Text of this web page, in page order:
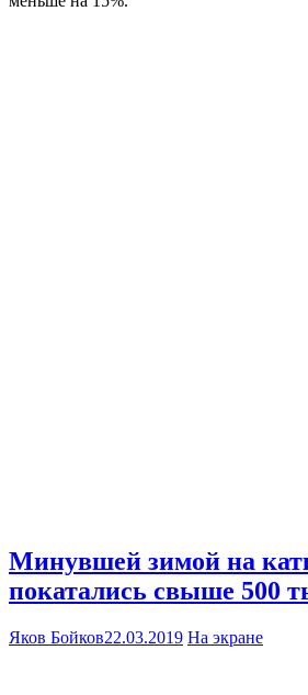
Минувшей зимой на
покатались свыше 500
Яков Бойков22.03.2019 На экране